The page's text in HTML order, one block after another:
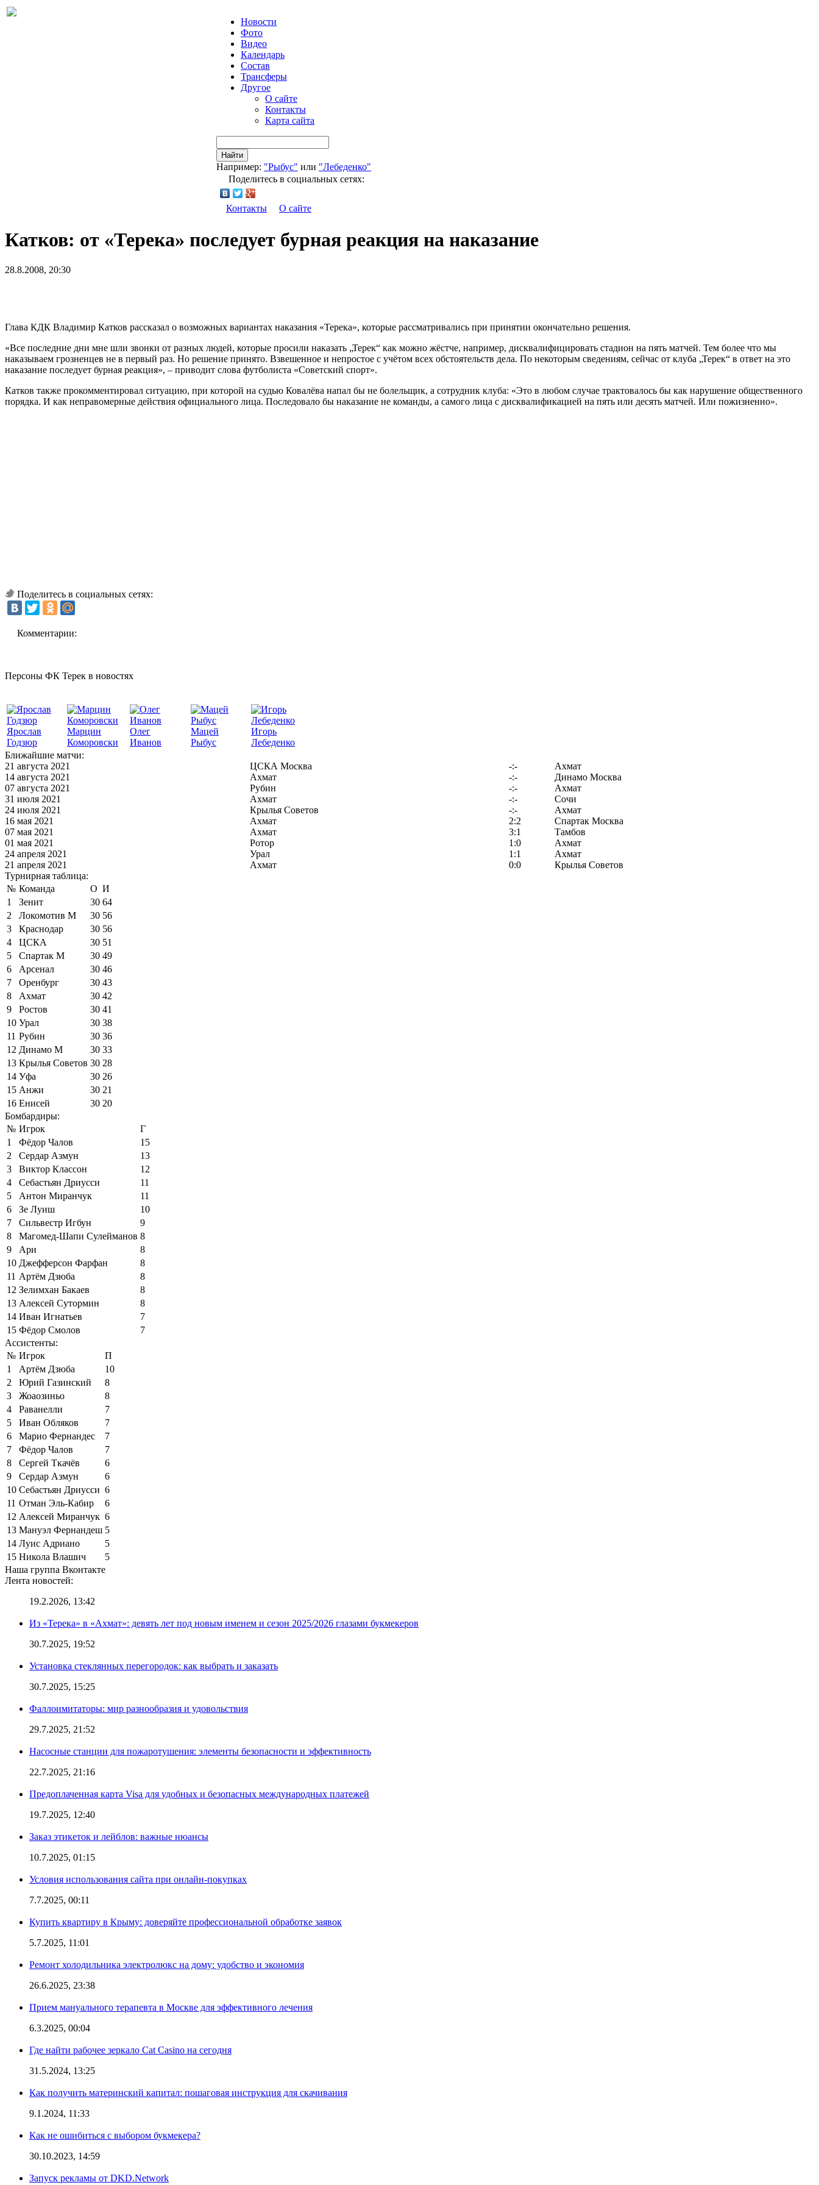
Новости
Фото
Видео
Календарь
Состав
Трансферы
Другое
О сайте
Контакты
Карта сайта
Найти
Например: "Рыбус" или "Лебеденко"
Поделитесь в социальных сетях:
Контакты О сайте
Катков: от «Терека» последует бурная реакция на наказание
28.8.2008, 20:30
Глава КДК Владимир Катков рассказал о возможных вариантах наказания «Терека», которые рассматривались при принятии окончательно решения.
«Все последние дни мне шли звонки от разных людей, которые просили наказать „Терек“ как можно жёстче, например, дисквалифицировать стадион на пять матчей. Тем более что мы
наказываем грозненцев не в первый раз. Но решение принято. Взвешенное и непростое с учётом всех обстоятельств дела. По некоторым сведениям, сейчас от клуба „Терек“ в ответ на это
наказание последует бурная реакция», – приводит слова футболиста «Советский спорт».
Катков также прокомментировал ситуацию, при которой на судью Ковалёва напал бы не болельщик, а сотрудник клуба: «Это в любом случае трактовалось бы как нарушение общественного
порядка. И как неправомерные действия официального лица. Последовало бы наказание не команды, а самого лица с дисквалификацией на пять или десять матчей. Или пожизненно».
Поделитесь в социальных сетях:
Комментарии:
Персоны ФК Терек в новостях
Ярослав
Годзюр
Марцин
Коморовски
Олег
Иванов
Мацей
Рыбус
Игорь
Лебеденко
Ближайшие матчи:
21 августа 2021
ЦСКА Москва -:-
Ахмат
14 августа 2021
Ахмат -:-
Динамо Москва
07 августа 2021
Рубин -:-
Ахмат
31 июля 2021
Ахмат -:-
Сочи
24 июля 2021
Крылья Советов -:-
Ахмат
16 мая 2021
Ахмат 2:2
Спартак Москва
07 мая 2021
Ахмат 3:1
Тамбов
01 мая 2021
Ротор 1:0
Ахмат
24 апреля 2021
Урал 1:1
Ахмат
21 апреля 2021
Ахмат 0:0
Крылья Советов
Турнирная таблица:
№ Команда О И
1
Зенит 30 64
2
Локомотив М 30 56
3
Краснодар 30 56
4
ЦСКА 30 51
5
Спартак М 30 49
6
Арсенал 30 46
7
Оренбург 30 43
8
Ахмат 30 42
9
Ростов 30 41
10 Урал 30 38
11 Рубин 30 36
12 Динамо М 30 33
13 Крылья Советов 30 28
14 Уфа 30 26
15 Анжи 30 21
16 Енисей 30 20
Бомбардиры:
№ Игрок
Г
1
Фёдор Чалов
15
2
Сердар Азмун
13
3
Виктор Классон
12
4
Себастьян Дриусси
11
5
Антон Миранчук
11
6
Зе Луиш
10
7
Сильвестр Игбун
9
8
Магомед-Шапи Сулейманов 8
9
Ари
8
10 Джефферсон Фарфан
8
11 Артём Дзюба
8
12 Зелимхан Бакаев
8
13 Алексей Сутормин
8
14 Иван Игнатьев
7
15 Фёдор Смолов
7
Ассистенты:
№ Игрок
П
1
Артём Дзюба
10
2
Юрий Газинский
8
3
Жоаозиньо
8
4
Раванелли
7
5
Иван Обляков
7
6
Марио Фернандес
7
7
Фёдор Чалов
7
8
Сергей Ткачёв
6
9
Сердар Азмун
6
10 Себастьян Дриусси 6
11 Отман Эль-Кабир
6
12 Алексей Миранчук 6
13 Мануэл Фернандеш 5
14 Луис Адриано
5
15 Никола Влашич
5
Наша группа Вконтакте
Лента новостей:
19.2.2026, 13:42
Из «Терека» в «Ахмат»: девять лет под новым именем и сезон 2025/2026 глазами букмекеров
30.7.2025, 19:52
Установка стеклянных перегородок: как выбрать и заказать
30.7.2025, 15:25
Фаллоимитаторы: мир разнообразия и удовольствия
29.7.2025, 21:52
Насосные станции для пожаротушения: элементы безопасности и эффективность
22.7.2025, 21:16
Предоплаченная карта Visa для удобных и безопасных международных платежей
19.7.2025, 12:40
Заказ этикеток и лейблов: важные нюансы
10.7.2025, 01:15
Условия использования сайта при онлайн-покупках
7.7.2025, 00:11
Купить квартиру в Крыму: доверяйте профессиональной обработке заявок
5.7.2025, 11:01
Ремонт холодильника электролюкс на дому: удобство и экономия
26.6.2025, 23:38
Прием мануального терапевта в Москве для эффективного лечения
6.3.2025, 00:04
Где найти рабочее зеркало Cat Casino на сегодня
31.5.2024, 13:25
Как получить материнский капитал: пошаговая инструкция для скачивания
9.1.2024, 11:33
Как не ошибиться с выбором букмекера?
30.10.2023, 14:59
Запуск рекламы от DKD.Network